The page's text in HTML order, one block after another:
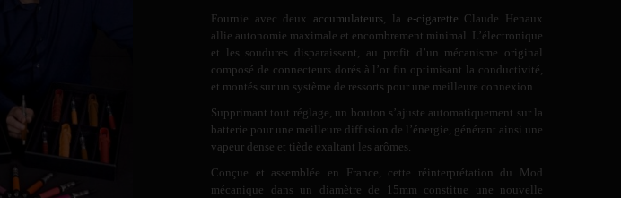
Fournie avec deux accumulateurs , la e-cigarette Claude Henaux
allie autonomie maximale et encombrement minimal. L’électronique
et les soudures disparaissent, au profit d’un mécanisme original
composé de connecteurs dorés à l’or fin optimisant la conductivité,
et montés sur un système de ressorts pour une meilleure connexion.
Supprimant tout réglage, un bouton s’ajuste automatiquement sur la
batterie pour une meilleure diffusion de l’énergie, générant ainsi une
vapeur dense et tiède exaltant les arômes.
Conçue et assemblée en France, cette réinterprétation du Mod
mécanique dans un diamètre de 15mm constitue une nouvelle